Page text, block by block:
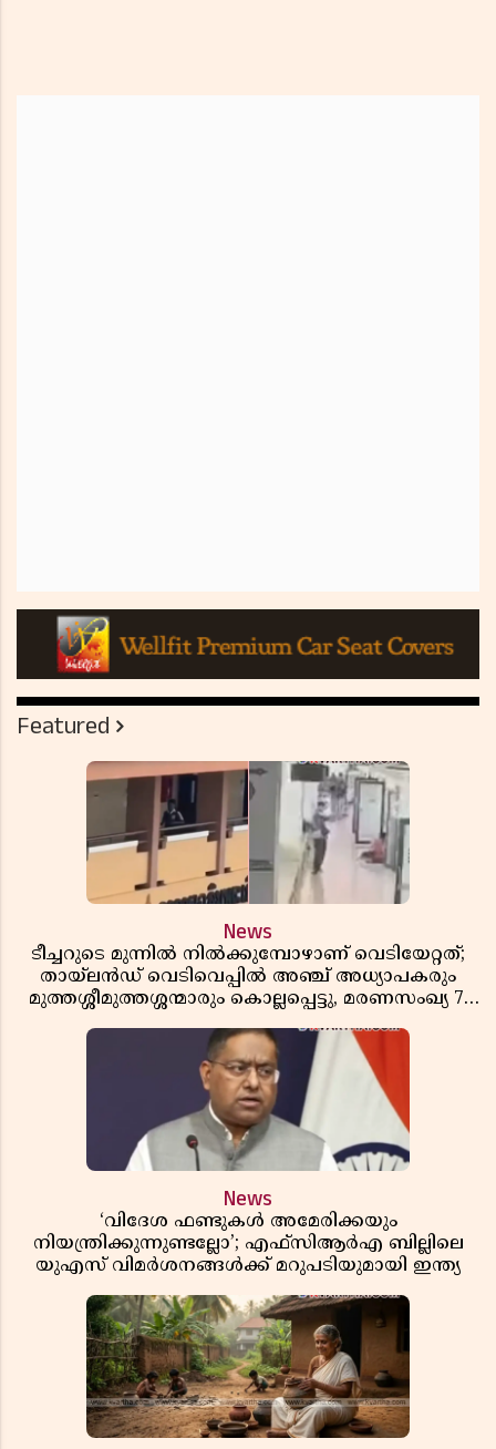
Featured
News
ടീച്ചറുടെ മുന്നിൽ നിൽക്കുമ്പോഴാണ് വെടിയേറ്റത്;
തായ്‌ലൻഡ് വെടിവെപ്പിൽ അഞ്ച് അധ്യാപകരും
മുത്തശ്ശീമുത്തശ്ശന്മാരും കൊല്ലപ്പെട്ടു, മരണസംഖ്യ 7;
News
‘വിദേശ ഫണ്ടുകൾ അമേരിക്കയും
നിയന്ത്രിക്കുന്നുണ്ടല്ലോ’; എഫ്സിആർഎ ബില്ലിലെ
യുഎസ് വിമർശനങ്ങൾക്ക് മറുപടിയുമായി ഇന്ത്യ